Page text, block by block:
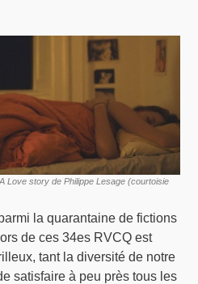
Love story de Philippe Lesage (courtoisie
la quarantaine de fictions
de ces 34es RVCQ est
tant la diversité de notre
satisfaire à peu près tous les